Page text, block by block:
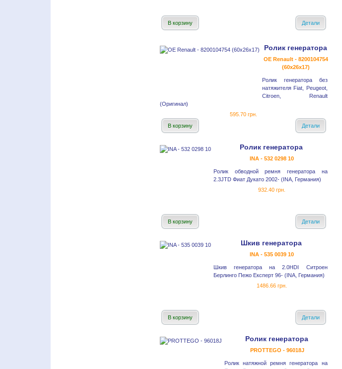
В корзину Детали
Ролик генератора
OE Renault - 8200104754
(60x26x17)
Ролик генератора без
натяжителя Fiat, Peugeot,
Citroen, Renault
(Оригинал)
595.70 грн.
В корзину
Детали
Ролик генератора
INA - 532 0298 10
Ролик обводной ремня генератора на
2.3JTD Фиат Дукато 2002- (INA, Германия)
932.40 грн.
В корзину Детали
Шкив генератора
INA - 535 0039 10
Шкив генератора на 2.0HDI Ситроен
Берлинго Пежо Експерт 96- (INA, Германия)
1486.66 грн.
В корзину Детали
Ролик генератора
PROTTEGO - 96018J
Ролик натяжной ремня генератора на